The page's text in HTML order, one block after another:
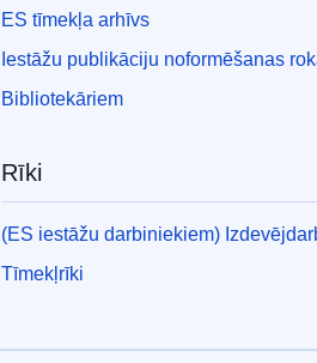
ES tīmekļa arhīvs
Iestāžu publikāciju noformēšanas
Bibliotekāriem
Rīki
(ES iestāžu darbiniekiem)
Tīmekļrīki